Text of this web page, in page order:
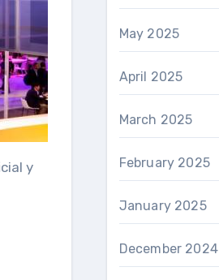
y
May 2025
April 2025
March 2025
February 2025
January 2025
December 2024